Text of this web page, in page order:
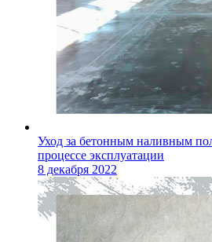
Уход за бетонным наливным
процессе эксплуатации
8 декабря 2022